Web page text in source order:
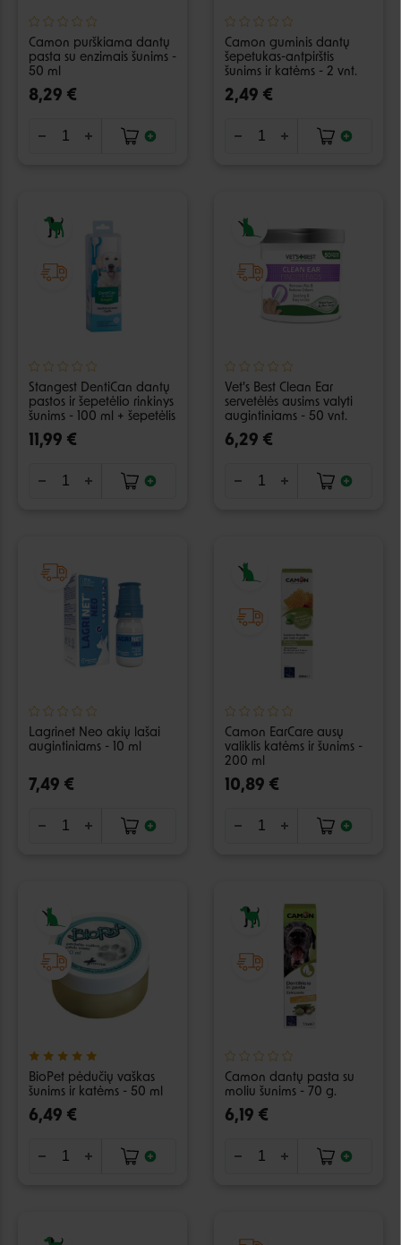
Camon purškiama dantų
pasta su enzimais šunims -
50 ml
8,29 €
Camon guminis dantų
šepetukas-antpirštis
šunims ir katėms - 2 vnt.
2,49 €
Stangest DentiCan dantų
pastos ir šepetėlio rinkinys
šunims - 100 ml + šepetėlis
11,99 €
Vet's Best Clean Ear
servetėlės ausims valyti
augintiniams - 50 vnt.
6,29 €
Lagrinet Neo akių lašai
augintiniams - 10 ml
7,49 €
Camon EarCare ausų
valiklis katėms ir šunims -
200 ml
10,89 €
BioPet pėdučių vaškas
šunims ir katėms - 50 ml
6,49 €
Camon dantų pasta su
moliu šunims - 70 g.
6,19 €